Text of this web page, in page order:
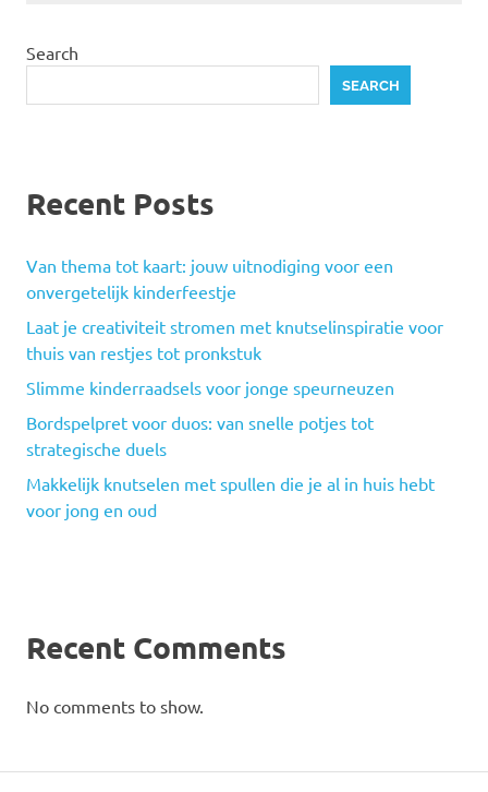
Search
SEARCH
Recent Posts
Van thema tot kaart: jouw uitnodiging voor een
onvergetelijk kinderfeestje
Laat je creativiteit stromen met knutselinspiratie voor
thuis van restjes tot pronkstuk
Slimme kinderraadsels voor jonge speurneuzen
Bordspelpret voor duos: van snelle potjes tot
strategische duels
Makkelijk knutselen met spullen die je al in huis hebt
voor jong en oud
Recent Comments
No comments to show.